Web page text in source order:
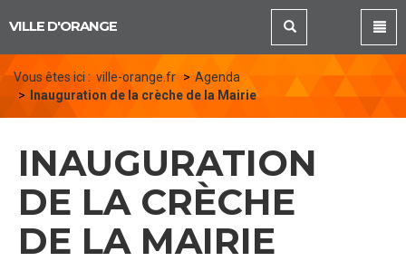
VILLE D'ORANGE
Vous êtes ici : ville-orange.fr
Agenda
Inauguration de la crèche de la Mairie
INAUGURATION
DE LA CRÈCHE
DE LA MAIRIE